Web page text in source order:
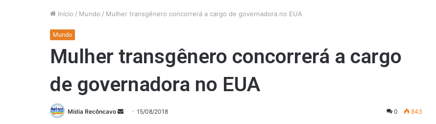
Início / Mundo / Mulher transgênero concorrerá a cargo de governadora no EUA
Mundo
Mulher transgênero concorrerá a cargo
de governadora no EUA
Mídia Recôncavo
Mande15/08/2018 0 843